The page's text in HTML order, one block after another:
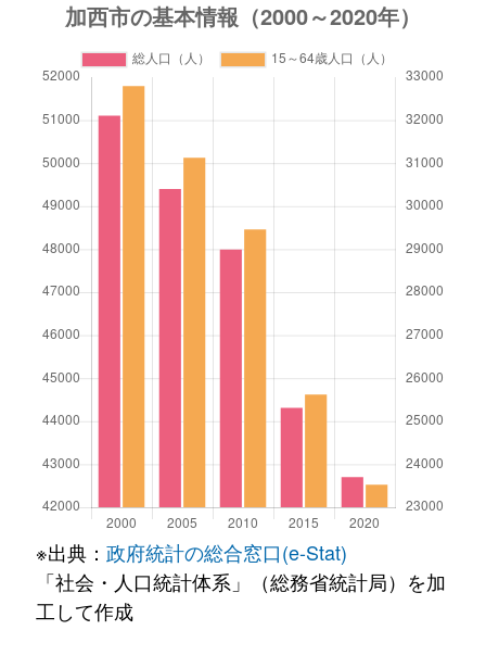
※出典： 政府統計の総合窓口(e-Stat)
「社会・人口統計体系」（総務省統計局）を加
工して作成